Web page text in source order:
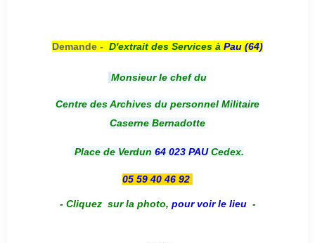
Demande - D'extrait des Services à Pau (64)
Monsieur le chef du
Centre des Archives du personnel Militaire
Caserne Bernadotte
Place de Verdun 64 023 PAUCedex.
05 59 40 46 92
- Cliquez sur la photo, pour voir le lieu -